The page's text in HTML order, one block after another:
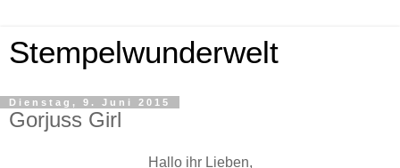
Stempelwunderwelt
Dienstag, 9. Juni 2015
Gorjuss Girl
Hallo ihr Lieben,